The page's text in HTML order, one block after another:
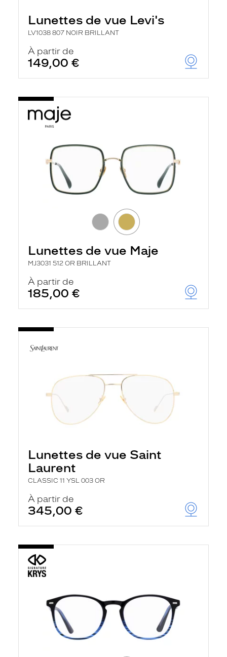
Lunettes de vue Levi's
LV1038 807 NOIR BRILLANT
À partir de
149,00 €
Lunettes de vue Maje
MJ3031 512 OR BRILLANT
À partir de
185,00 €
Lunettes de vue Saint
Laurent
CLASSIC 11 YSL 003 OR
À partir de
345,00 €